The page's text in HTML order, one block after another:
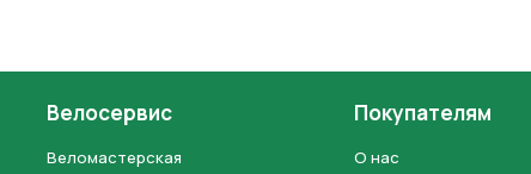
Велосервис
Веломастерская
Покупателям
О нас